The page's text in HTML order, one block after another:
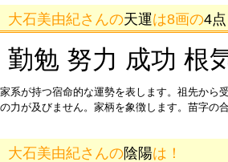
大石美由紀さんの天運は8画の4点
勤勉 努力 成功 根
家系が持つ宿命的な運勢を表します。祖先から
の力が及びません。家柄を象徴します。苗字の合
大石美由紀さんの陰陽は！